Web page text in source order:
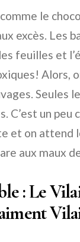
le
excès. Les
feuilles et
Alors,
Seules
C’est un peu
et on attend
aux maux
: Le